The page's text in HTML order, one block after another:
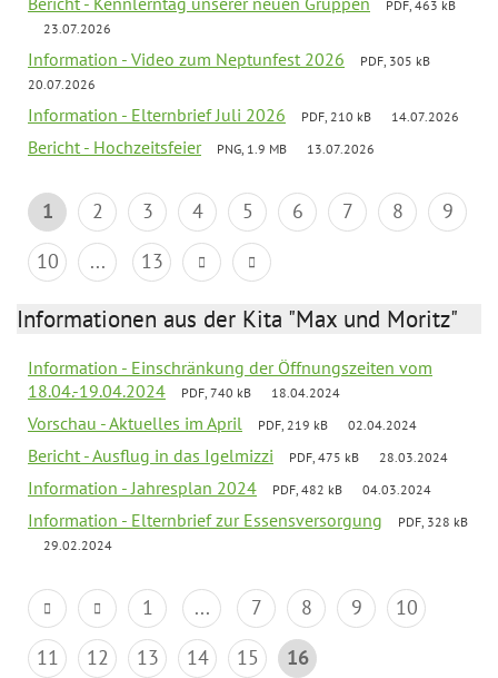
PDF, 463 kB
23.07.2026
Information - Video zum Neptunfest 2026
PDF, 305 kB
20.07.2026
Information - Elternbrief Juli 2026 PDF, 210 kB 14.07.2026
Bericht - Hochzeitsfeier PNG, 1.9 MB 13.07.2026
1 2 3 4 5 6 7 8
9
10
... 13
Informationen aus der Kita "Max und Moritz"
Information - Einschränkung der Öffnungszeiten vom
18.04.-19.04.2024
PDF, 740 kB 18.04.2024
Vorschau - Aktuelles im April PDF, 219 kB 02.04.2024
Bericht - Ausflug in das Igelmizzi PDF, 475 kB 28.03.2024
Information - Jahresplan 2024 PDF, 482 kB 04.03.2024
Information - Elternbrief zur Essensversorgung
PDF, 328 kB
29.02.2024
1 ... 7 8 9
10
11
12 13 14 15 16